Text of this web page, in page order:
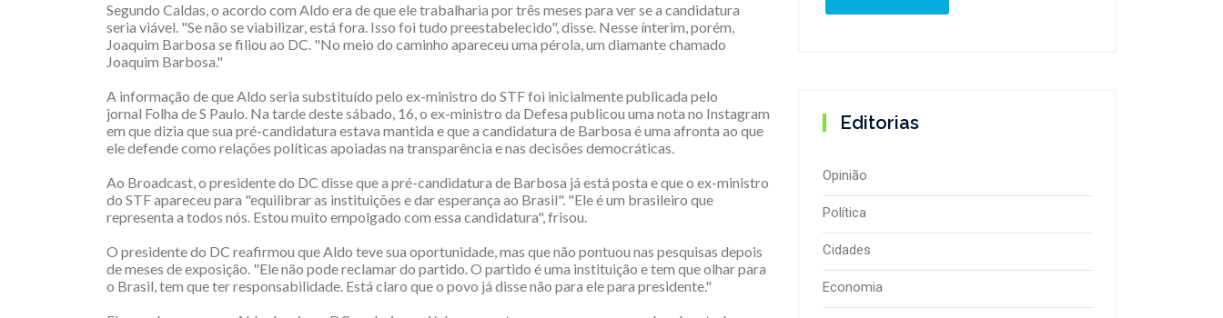
Segundo Caldas, o acordo com Aldo era de que ele trabalharia por três meses para ver se a candidatura
seria viável. "Se não se viabilizar, está fora. Isso foi tudo preestabelecido", disse. Nesse ínterim, porém,
Joaquim Barbosa se filiou ao DC. "No meio do caminho apareceu uma pérola, um diamante chamado
Joaquim Barbosa."
A informação de que Aldo seria substituído pelo ex-ministro do STF foi inicialmente publicada pelo
jornal Folha de S Paulo. Na tarde deste sábado, 16, o ex-ministro da Defesa publicou uma nota no Instagram
em que dizia que sua pré-candidatura estava mantida e que a candidatura de Barbosa é uma afronta ao que
ele defende como relações políticas apoiadas na transparência e nas decisões democráticas.
Ao Broadcast, o presidente do DC disse que a pré-candidatura de Barbosa já está posta e que o ex-ministro
do STF apareceu para "equilibrar as instituições e dar esperança ao Brasil". "Ele é um brasileiro que
representa a todos nós. Estou muito empolgado com essa candidatura", frisou.
O presidente do DC reafirmou que Aldo teve sua oportunidade, mas que não pontuou nas pesquisas depois
de meses de exposição. "Ele não pode reclamar do partido. O partido é uma instituição e tem que olhar para
o Brasil, tem que ter responsabilidade. Está claro que o povo já disse não para ele para presidente."
Editorias
Opinião
Política
Cidades
Economia